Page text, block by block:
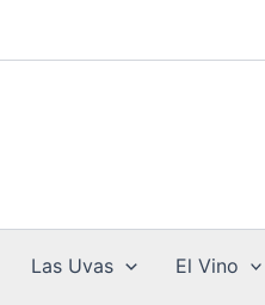
Las Uvas El Vino